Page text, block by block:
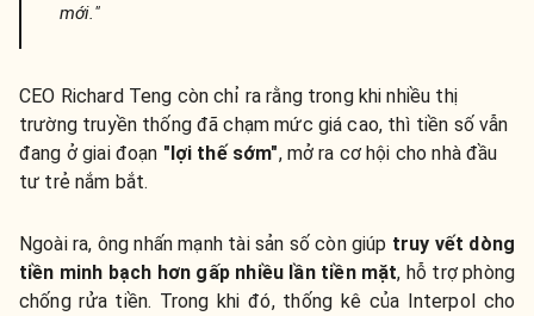
mới."
CEO Richard Teng còn chỉ ra rằng trong khi nhiều thị
trường truyền thống đã chạm mức giá cao, thì tiền số vẫn
đang ở giai đoạn "lợi thế sớm", mở ra cơ hội cho nhà đầu
tư trẻ nắm bắt.
Ngoài ra, ông nhấn mạnh tài sản số còn giúp truy vết dòng
tiền minh bạch hơn gấp nhiều lần tiền mặt, hỗ trợ phòng
chống rửa tiền. Trong khi đó, thống kê của Interpol cho